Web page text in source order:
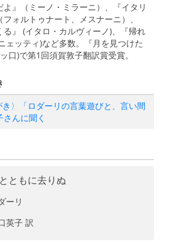
よ』（ミーノ・ミラーニ）、『イタリ
ォルトゥナート、メスナーニ）、
る』 (イタロ・カルヴィーノ)、『帰れ
ェッティ)など多数。『月を見つけた
口)で第1回須賀敦子翻訳賞受賞。
き〉「ロダーリの言葉遊びと、言い間
んに聞く
ともに去りぬ
ーリ
英子 訳